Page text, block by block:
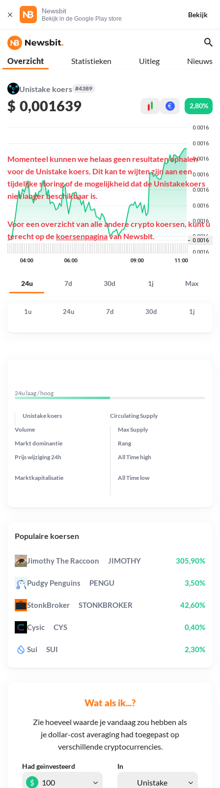
Newsbit
Bekijk in de Google Play store
Bekijk
Overzicht Statistieken Uitleg Nieuws
Unistake koers #4389
$ 0,001639 € 2,80%
24u 7d 30d 1j Max
Momenteel kunnen we helaas geen resultaten ophalen
voor de Unistake koers. Dit kan te wijten zijn aan een
tijdelijke storing of de mogelijkheid dat de Unistakekoers
niet langer beschikbaar is.
Voor een overzicht van alle andere crypto koersen, kunt u
terecht op de koersenpaginavan Newsbit.
1u 24u 7d 30d 1j
Wat als ik...?
Zie hoeveel waarde je vandaag zou hebben als
je dollar-cost averaging had toegepast op
verschillende cryptocurrencies.
Had geïnvesteerd In
$
24u laag / hoog
Unistake koers Circulating Supply
Prijs wijziging 24h
Max Supply
Markt dominantie
Marktkapitalisatie
Volume
Rang
All Timehigh
All Time low
Populaire koersen
Jimothy The Raccoon JIMOTHY 305,90%
Pudgy Penguins PENGU 3,50%
StonkBroker STONKBROKER 42,60%
Cysic CYS 0,40%
Sui SUI 2,30%